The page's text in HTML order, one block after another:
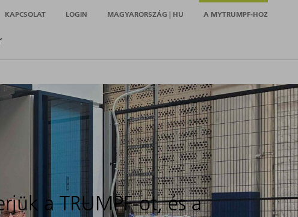
KAPCSOLAT LOGIN MAGYARORSZÁG | HU A MYTRUMPF-HOZ
a TRUMPF-ot, és a